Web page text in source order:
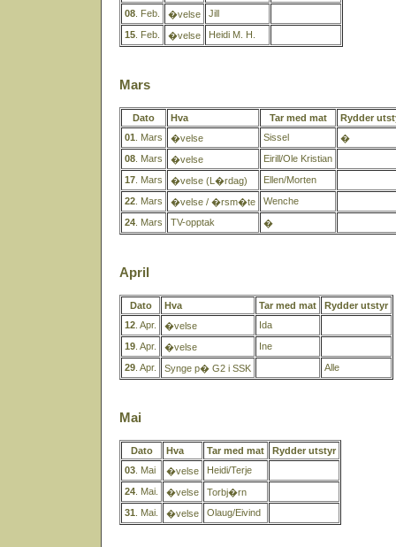
08 . Feb. �velse
Jill
15 . Feb. �velse Heidi M. H.
Mars
Dato Hva Tar med mat
Rydder
01 . Mars �velse Sissel
�
08 . Mars �velse
Eirill/Ole Kristian
17 . Mars �velse (L�rdag)
Ellen/Morten
22 . Mars �velse / �rsm�te
Wenche
24 . Mars TV-opptak �
April
Dato Hva Tar med mat
Rydder utstyr
12 . Apr. �velse
Ida
19 . Apr. �velse
Ine
29 . Apr. Synge p� G2 i SSK Alle
Mai
Dato Hva Tar med mat
Rydder utstyr
03 . Mai �velse
Heidi/Terje
24 . Mai. �velse
Torbj�rn
31 . Mai. �velse Olaug/Eivind